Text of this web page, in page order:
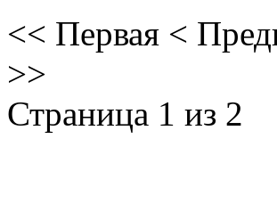
<< Первая <
>>
Страница 1 из 2